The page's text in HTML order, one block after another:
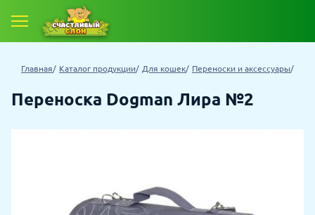
Главная Каталог продукции Для кошек Переноски и аксессуары
Переноска Dogman Лира №2